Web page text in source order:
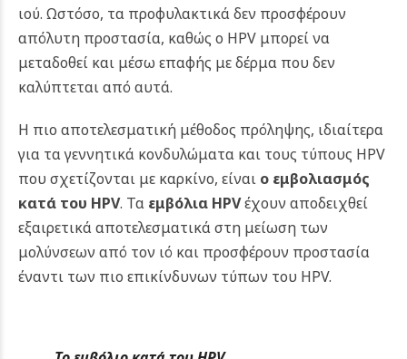
ιού. Ωστόσο, τα προφυλακτικά δεν προσφέρουν
απόλυτη προστασία, καθώς ο HPV μπορεί να
μεταδοθεί και μέσω επαφής με δέρμα που δεν
καλύπτεται από αυτά.
Η πιο αποτελεσματική μέθοδος πρόληψης, ιδιαίτερα
για τα γεννητικά κονδυλώματα και τους τύπους HPV
που σχετίζονται με καρκίνο, είναι ο εμβολιασμός
κατά του HPV. Τα εμβόλια HPVέχουν αποδειχθεί
εξαιρετικά αποτελεσματικά στη μείωση των
μολύνσεων από τον ιό και προσφέρουν προστασία
έναντι των πιο επικίνδυνων τύπων του HPV.